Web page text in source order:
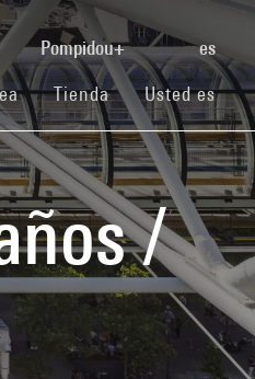
Pompidou+ es
(current)
Tienda(current)Usted es
/